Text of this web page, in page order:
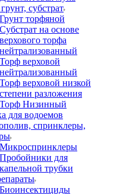
субстрат
Грунт торфяной
Субстрат на основе
верхового торфа
нейтрализованный
Торф верховой
нейтрализованный
Торф верховой низкой
степени разложения
Торф Низинный
для водоемов
спринклеры,
Микроспринклеры
Пробойники для
капельной трубки
Биоинсектициды